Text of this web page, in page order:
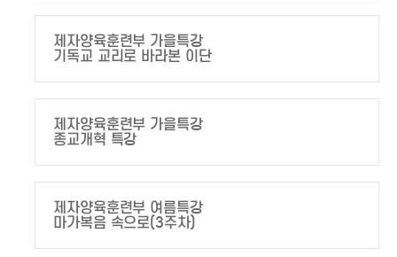
제자양육훈련부 가을특강
기독교 교리로 바라본 이단
제자양육훈련부 가을특강
종교개혁 특강
제자양육훈련부 여름특강
마가복음 속으로(3주차)